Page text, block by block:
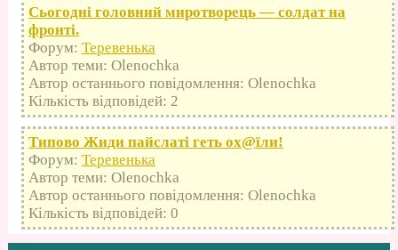
Сьогодні головний миротворець — солдат на
фронті.
Форум: Теревенька
Автор теми: Olenochka
Автор останнього повідомлення: Olenochka
Кількість відповідей: 2
Типово Жиди пайслаті геть оx@їли!
Форум: Теревенька
Автор теми: Olenochka
Автор останнього повідомлення: Olenochka
Кількість відповідей: 0